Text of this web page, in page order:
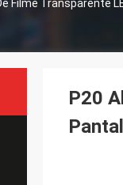
Filme Transparente
P20